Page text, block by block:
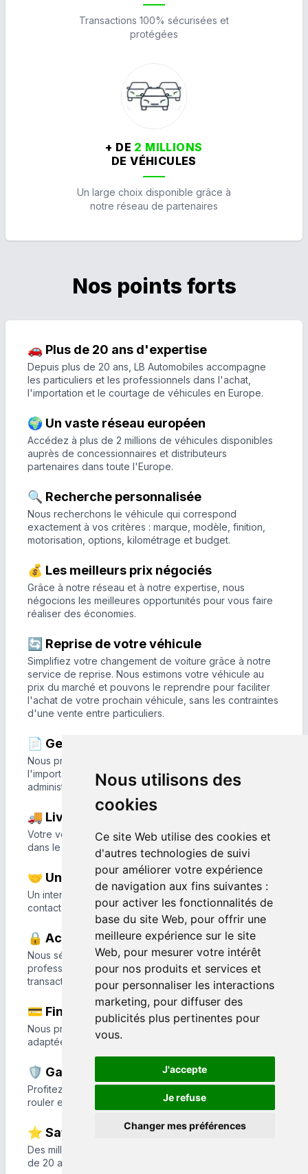
Nous utilisons des
cookies
Ce site Web utilise des cookies et
d'autres technologies de suivi
pour améliorer votre expérience
de navigation aux fins suivantes :
pour activer les fonctionnalités de
base du site Web, pour offrir une
meilleure expérience sur le site
Web, pour mesurer votre intérêt
pour nos produits et services et
pour personnaliser les interactions
marketing, pour diffuser des
publicités plus pertinentes pour
vous.
J'accepte
Je refuse
Changer mes préférences
Transactions 100% sécurisées et
protégées
+ DE 2 MILLIONS
DE VÉHICULES
Un large choix disponible grâce à
notre réseau de partenaires
Nos points forts
🚗 Plus de 20 ans d'expertise
Depuis plus de 20 ans, LB Automobiles accompagne
les particuliers et les professionnels dans l'achat,
l'importation et le courtage de véhicules en Europe.
🌍 Un vaste réseau européen
Accédez à plus de 2 millions de véhicules disponibles
auprès de concessionnaires et distributeurs
partenaires dans toute l'Europe.
🔍 Recherche personnalisée
Nous recherchons le véhicule qui correspond
exactement à vos critères : marque, modèle, finition,
motorisation, options, kilométrage et budget.
💰 Les meilleurs prix négociés
Grâce à notre réseau et à notre expertise, nous
négocions les meilleures opportunités pour vous faire
réaliser des économies.
🔄 Reprise de votre véhicule
Simplifiez votre changement de voiture grâce à notre
service de reprise. Nous estimons votre véhicule au
prix du marché et pouvons le reprendre pour faciliter
l'achat de votre prochain véhicule, sans les contraintes
d'une vente entre particuliers.
📄 Gestion administrative complète
Nous prenons en charge les formalités liées à
l'importation, à l'immatriculation et aux démarches
administratives.
🚚 Livraison partout en France
Votre véhicule est livré directement à votre domicile ou
dans le lieu de votre choix partout en France.
🤝 Un conseiller dédié
Un interlocuteur unique vous accompagne du premier
contact jusqu'à la livraison de votre véhicule.
🔒 Achat en toute sérénité
Nous sélectionnons nos véhicules auprès de
professionnels reconnus afin de garantir une
transaction sécurisée et transparente.
💳 Financement sur mesure
Nous proposons des solutions de financement
adaptées à votre projet et à votre budget.
🛡️ Garantie et extensions
Profitez de garanties et d'extensions de garantie pour
rouler en toute tranquillité.
⭐ Satisfaction client
Des milliers de clients nous font confiance depuis plus
de 20 ans pour l'achat de leur véhicule.